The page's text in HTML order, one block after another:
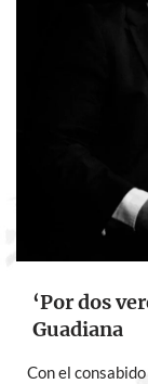
‘Por dos
Guadiana
Con el